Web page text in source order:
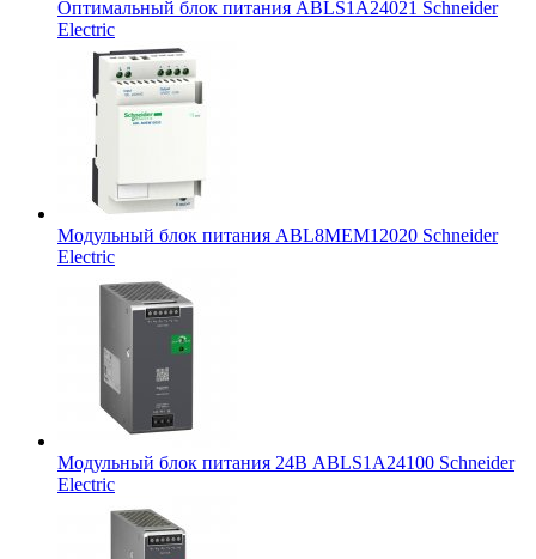
Оптимальный блок питания ABLS1A24021 Schneider
Electric
Модульный блок питания ABL8MEM12020 Schneider
Electric
Модульный блок питания 24В ABLS1A24100 Schneider
Electric